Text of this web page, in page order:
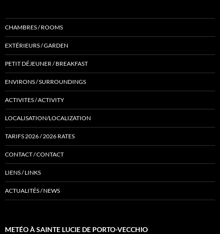
CHAMBRES / ROOMS
EXTÉRIEURS / GARDEN
PETIT DÉJEUNER / BREAKFAST
ENVIRONS / SURROUNDINGS
ACTIVITES / ACTIVITY
LOCALISATION/LOCALIZATION
TARIFS 2026 / 2026 RATES
CONTACT / CONTACT
LIENS / LINKS
ACTUALITÉS / NEWS
METÉO À SAINTE LUCIE DE PORTO-VECCHIO